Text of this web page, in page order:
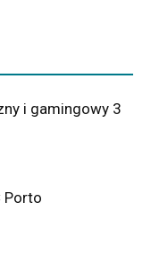
i gamingowy 3
Porto